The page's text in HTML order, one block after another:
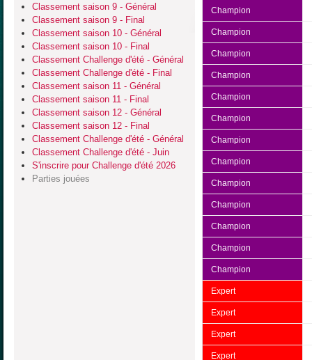
Classement saison 9 - Général
Classement saison 9 - Final
Classement saison 10 - Général
Classement saison 10 - Final
Classement Challenge d'été - Général
Classement Challenge d'été - Final
Classement saison 11 - Général
Classement saison 11 - Final
Classement saison 12 - Général
Classement saison 12 - Final
Classement Challenge d'été - Général
Classement Challenge d'été - Juin
S'inscrire pour Challenge d'été 2026
Parties jouées
Champion
Champion
Champion
Champion
Champion
Champion
Champion
Champion
Champion
Champion
Champion
Champion
Champion
Expert
Expert
Expert
Expert